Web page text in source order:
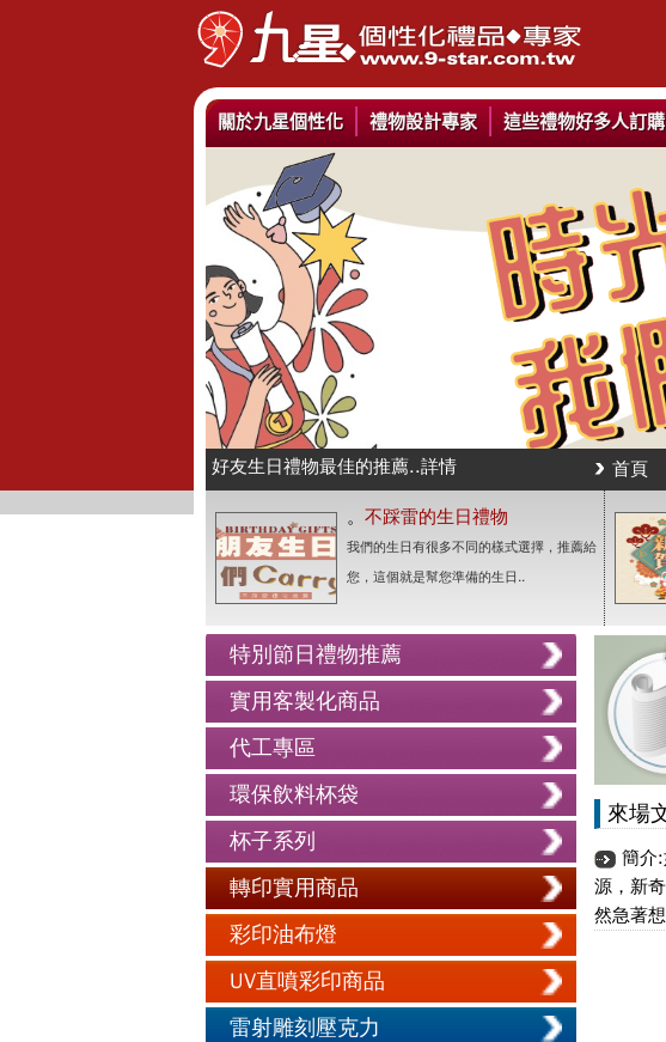
關於九星個性化 禮物設計專家 這些禮物好多人訂購
情人抱枕我們幫你挑好了..詳情
好友生日禮物最佳的推薦..詳情
公仔娃娃製作與場景推薦..詳情
人像Q畫似顏繪圖可愛喔..詳情
老人防走失牌製作-手鍊..詳情
情人抱枕我們幫你挑好了..詳情
好友生日禮物最佳的推薦..詳情
公仔娃娃製作與場景推薦..詳情
人像Q畫似顏繪圖可愛喔..詳情
老人防走失牌製作-手鍊..詳情
首頁
。 不踩雷的生日禮物
我們的生日有很多不同的樣式選擇，推薦給
您，這個就是幫您準備的生日..
特別節日禮物推薦
實用客製化商品
代工專區
環保飲料杯袋
杯子系列
轉印實用商品
彩印油布燈
UV直噴彩印商品
雷射雕刻壓克力